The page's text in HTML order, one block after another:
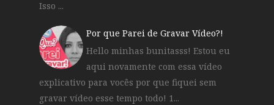
Isso ...
Por que Parei de Gravar Vídeo?!
Hello minhas bunitasss! Estou eu
aqui novamente com essa vídeo
explicativo para vocês por que fiquei sem
gravar vídeo esse tempo todo! 1...